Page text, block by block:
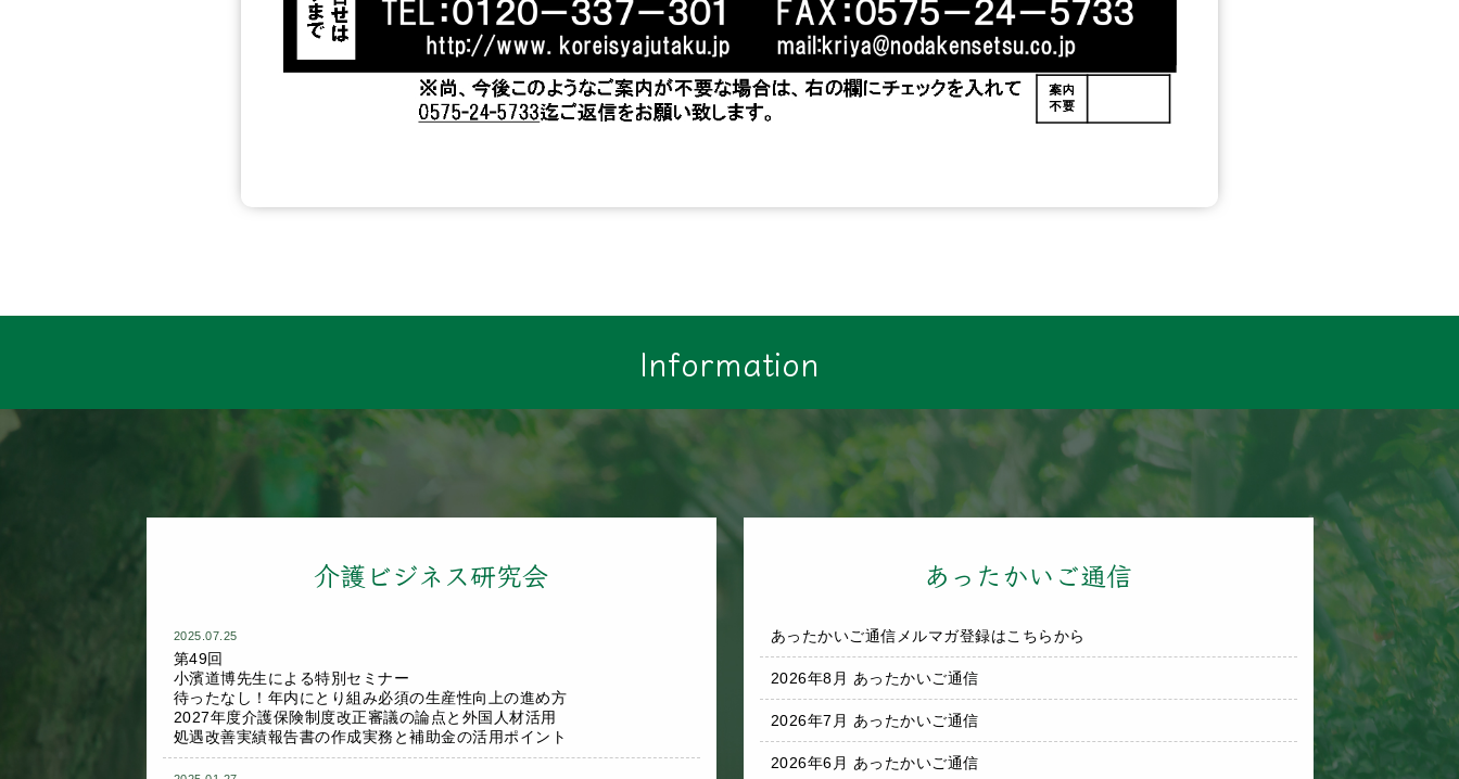
Information
介護ビジネス研究会
2025.07.25
第49回
小濱道博先生による特別セミナー
待ったなし！年内にとり組み必須の生産性向上の進め方
2027年度介護保険制度改正審議の論点と外国人材活用
処遇改善実績報告書の作成実務と補助金の活用ポイント
あったかいご通信
あったかいご通信メルマガ登録はこちらから
2026年8月 あったかいご通信
2026年7月 あったかいご通信
2026年6月 あったかいご通信